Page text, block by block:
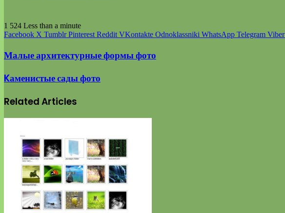
1 524 Less than a minute
Facebook X Tumblr Pinterest Reddit VKontakte Odnoklassniki WhatsApp Telegram Viber
Малые архитектурные формы фото
Kаменистые сады фото
Related Articles